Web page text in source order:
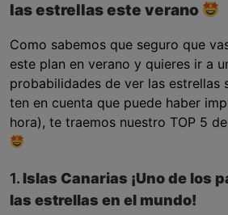
las estrellas este verano
Como sabemos que seguro que
este plan en verano y quieres ir a
probabilidades de ver las estrellas
ten en cuenta que puede haber
hora), te traemos nuestro TOP 5
1. Islas Canarias ¡Uno de los
las estrellas en el mundo!